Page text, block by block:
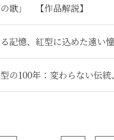
の歌」 【作品解説】
記憶、紅型に込めた遠い
型の100年：変わらない伝